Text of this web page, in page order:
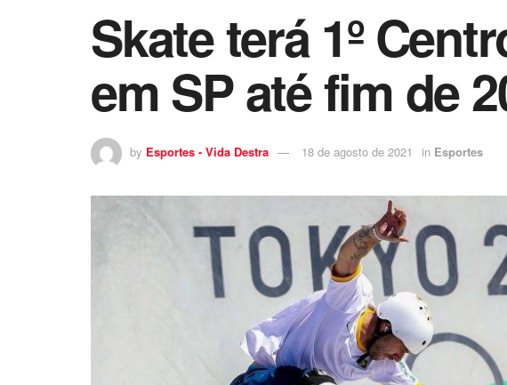
Skate terá 1º
em SP até fim de
by Esportes - Vida Destra 18 de agosto de 2021 in Esportes